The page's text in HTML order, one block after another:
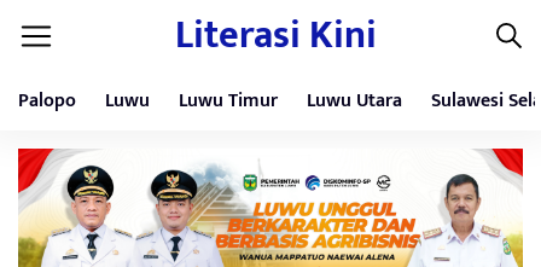
Literasi Kini
Palopo Luwu Luwu Timur Luwu Utara Sulawesi